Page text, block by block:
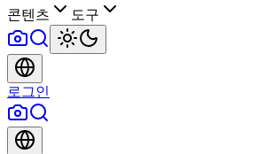
콘텐츠
도구
로그인